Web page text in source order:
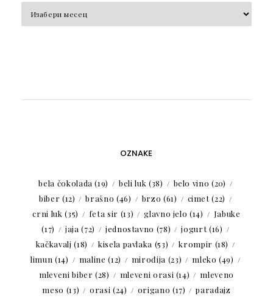
OZNAKE
bela čokolada (19) beli luk (38) belo vino (20)
biber (12) brašno (46) brzo (61) cimet(22)
crni luk (35) feta sir (13) glavno jelo (14)
Jabuke
(17)
jaja (72) jednostavno (78) jogurt(16)
kačkavalj (18) kisela pavlaka (53) krompir (18)
limun (14) maline (12) mirođija (23) mleko (49)
mleveni biber (28) mleveni orasi (14)
mleveno
meso (13) orasi (24) origano (17)
paradajz